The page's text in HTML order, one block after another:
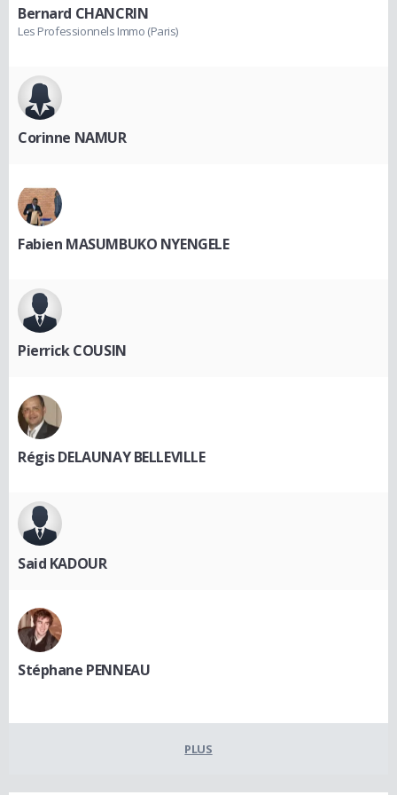
Bernard CHANCRIN
Les Professionnels Immo (Paris)
Corinne NAMUR
Fabien MASUMBUKO NYENGELE
Pierrick COUSIN
Régis DELAUNAY BELLEVILLE
Said KADOUR
Stéphane PENNEAU
PLUS